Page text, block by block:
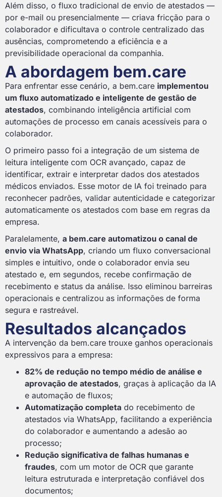
Além disso, o fluxo tradicional de envio de atestados —
por e-mail ou presencialmente — criava fricção para o
colaborador e dificultava o controle centralizado das
ausências, comprometendo a eficiência e a
previsibilidade operacional da companhia.
A abordagem bem.care
Para enfrentar esse cenário, a bem.care implementou
um fluxo automatizado e inteligente de gestão de
atestados, combinando inteligência artificial com
automações de processo em canais acessíveis para o
colaborador.
O primeiro passo foi a integração de um sistema de
leitura inteligente com OCR avançado, capaz de
identificar, extrair e interpretar dados dos atestados
médicos enviados. Esse motor de IA foi treinado para
reconhecer padrões, validar autenticidade e categorizar
automaticamente os atestados com base em regras da
empresa.
Paralelamente, a bem.care automatizou o canal de
envio via WhatsApp, criando um fluxo conversacional
simples e intuitivo, onde o colaborador envia seu
atestado e, em segundos, recebe confirmação de
recebimento e status da análise. Isso eliminou barreiras
operacionais e centralizou as informações de forma
segura e rastreável.
Resultados alcançados
A intervenção da bem.care trouxe ganhos operacionais
expressivos para a empresa:
82% de redução no tempo médio de análise e
aprovação de atestados, graças à aplicação da IA
e automação de fluxos;
Automatização completa do recebimento de
atestados via WhatsApp, facilitando a experiência
do colaborador e aumentando a adesão ao
processo;
Redução significativa de falhas humanas e
fraudes, com um motor de OCR que garante
leitura estruturada e interpretação confiável dos
documentos;